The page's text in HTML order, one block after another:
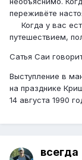
переживёте
Когда у вас
путешествием,
Сатья Саи
Выступление в
на празднике
14 августа 1990
всегда